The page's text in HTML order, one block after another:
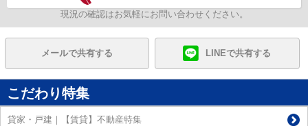
現況の確認はお気軽にお問い合わせください。
メールで共有する LINEで共有する
こだわり特集
貸家・戸建｜【賃貸】不動産特集